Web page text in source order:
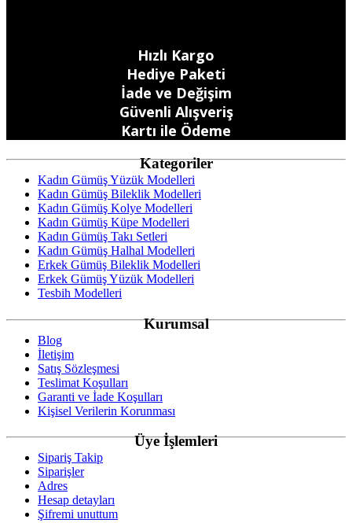
Hızlı Kargo
Hediye Paketi
İade ve Değişim
Güvenli Alışveriş
Kartı ile Ödeme
Kategoriler
Kadın Gümüş Yüzük Modelleri
Kadın Gümüş Bileklik Modelleri
Kadın Gümüş Kolye Modelleri
Kadın Gümüş Küpe Modelleri
Kadın Gümüş Takı Setleri
Kadın Gümüş Halhal Modelleri
Erkek Gümüş Bileklik Modelleri
Erkek Gümüş Yüzük Modelleri
Tesbih Modelleri
Kurumsal
Blog
İletişim
Satış Sözleşmesi
Teslimat Koşulları
Garanti ve İade Koşulları
Kişisel Verilerin Korunması
Üye İşlemleri
Sipariş Takip
Siparişler
Adres
Hesap detayları
Şifremi unuttum